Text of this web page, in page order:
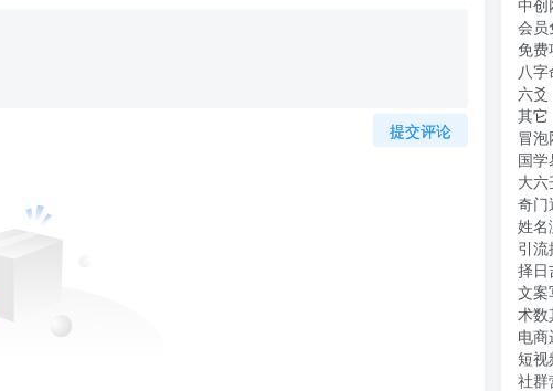
提交评论
中创
会员
免费
八
六爻
其它
冒泡
国
大六
奇门
姓名
引
择日
文案
术数
电
短视
社群